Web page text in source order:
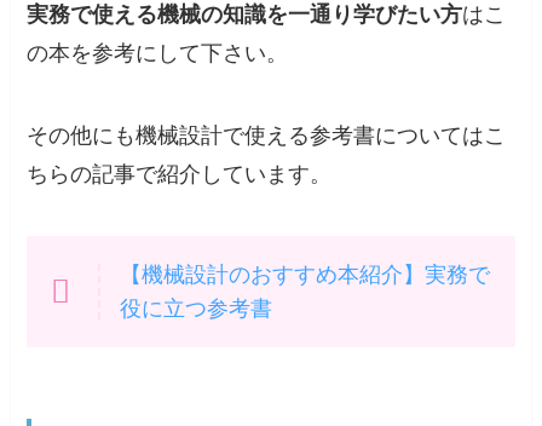
実務で使える機械の知識を一通り学びたい方はこ
の本を参考にして下さい。
その他にも機械設計で使える参考書についてはこ
ちらの記事で紹介しています。
【機械設計のおすすめ本紹介】実務で
役に立つ参考書